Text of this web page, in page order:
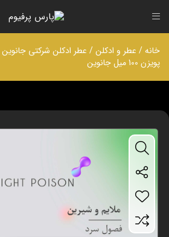
خانه/ عطر و ادکلن/ عطر ادکلن شرکتی جانوین
پویزن 100 میل جانوین